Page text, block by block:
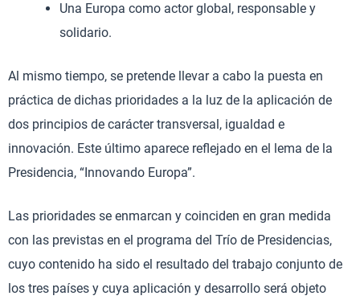
Una Europa como actor global, responsable y
solidario.
Al mismo tiempo, se pretende llevar a cabo la puesta en
práctica de dichas prioridades a la luz de la aplicación de
dos principios de carácter transversal, igualdad e
innovación. Este último aparece reflejado en el lema de la
Presidencia, “Innovando Europa”.
Las prioridades se enmarcan y coinciden en gran medida
con las previstas en el programa del Trío de Presidencias,
cuyo contenido ha sido el resultado del trabajo conjunto de
los tres países y cuya aplicación y desarrollo será objeto